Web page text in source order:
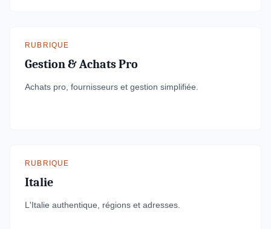
RUBRIQUE
Gestion & Achats Pro
Achats pro, fournisseurs et gestion simplifiée.
RUBRIQUE
Italie
L'Italie authentique, régions et adresses.